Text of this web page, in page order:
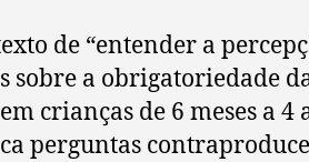
de “entender a
sobre a obrigatoriedade
crianças de 6 meses a 4
perguntas